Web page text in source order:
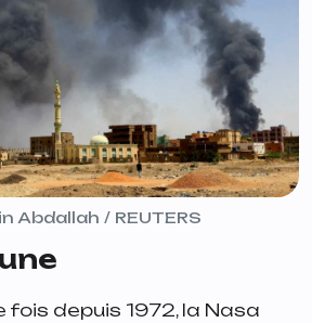
Abdallah / REUTERS
fois depuis 1972, la Nasa